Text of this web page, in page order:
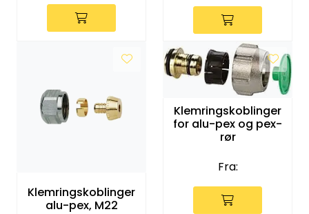
Klemringskoblinger
alu-pex, M22
Klemringskoblinger
for alu-pex og pex-
rør
Fra:
Radiatorer
Elektrokjeler